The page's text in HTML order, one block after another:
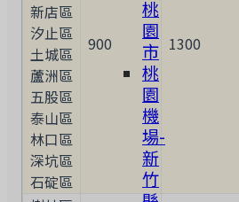
桃
園
市
桃
園
機
場-
新
竹
新店區
汐止區
土城區
蘆洲區
五股區
泰山區
林口區
深坑區
石碇區
900 1300